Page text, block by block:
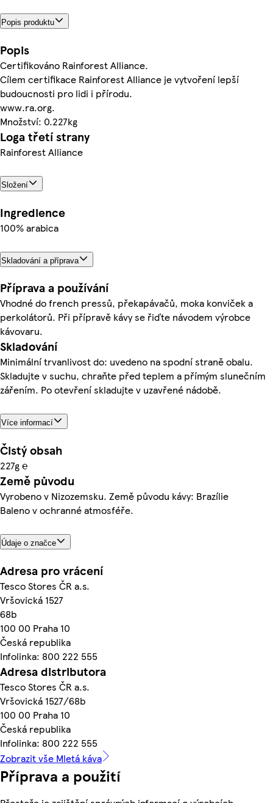
Popis produktu
Popis
Certifikováno Rainforest Alliance.
Cílem certifikace Rainforest Alliance je vytvoření lepší
budoucnosti pro lidi i přírodu.
www.ra.org.
Množství: 0.227kg
Loga třetí strany
Rainforest Alliance
Složení
Ingredience
100% arabica
Skladování a příprava
Příprava a používání
Vhodné do french pressů, překapávačů, moka konviček a
perkolátorů. Při přípravě kávy se řiďte návodem výrobce
kávovaru.
Skladování
Minimální trvanlivost do: uvedeno na spodní straně obalu.
Skladujte v suchu, chraňte před teplem a přímým slunečním
zářením. Po otevření skladujte v uzavřené nádobě.
Více informací
Čistý obsah
227g ℮
Země původu
Vyrobeno v Nizozemsku. Země původu kávy: Brazílie
Baleno v ochranné atmosféře.
Údaje o značce
Adresa pro vrácení
Tesco Stores ČR a.s.
Vršovická 1527
68b
100 00 Praha 10
Česká republika
Infolinka: 800 222 555
Adresa distributora
Tesco Stores ČR a.s.
Vršovická 1527/68b
100 00 Praha 10
Česká republika
Infolinka: 800 222 555
Zobrazit vše Mletá káva
Příprava a použití